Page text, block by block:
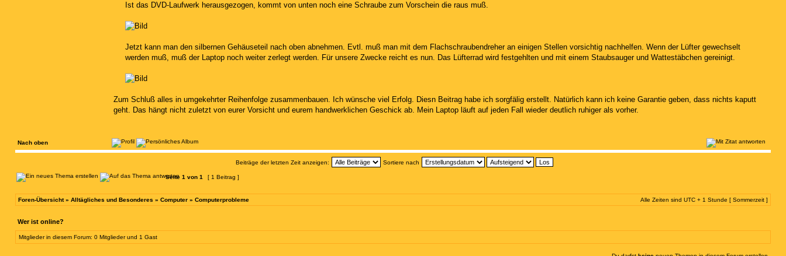
Ist das DVD-Laufwerk herausgezogen, kommt von unten noch eine Schraube zum Vorschein die raus muß.
Jetzt kann man den silbernen Gehäuseteil nach oben abnehmen. Evtl. muß man mit dem Flachschraubendreher an einigen Stellen vorsichtig nachhelfen. Wenn der Lüfter gewechselt
werden muß, muß der Laptop noch weiter zerlegt werden. Für unsere Zwecke reicht es nun. Das Lüfterrad wird festgehlten und mit einem Staubsauger und Wattestäbchen gereinigt.
Zum Schluß alles in umgekehrter Reihenfolge zusammenbauen. Ich wünsche viel Erfolg. Diesn Beitrag habe ich sorgfälig erstellt. Natürlich kann ich keine Garantie geben, dass nichts kaputt
geht. Das hängt nicht zuletzt von eurer Vorsicht und eurem handwerklichen Geschick ab. Mein Laptop läuft auf jeden Fall wieder deutlich ruhiger als vorher.
Nach oben
Beiträge der letzten Zeit anzeigen: Sortiere nach
Seite 1 von 1 [ 1 Beitrag ]
Foren-Übersicht» Alltägliches und Besonderes » Computer » Computerprobleme Alle Zeiten sind UTC + 1 Stunde [ Sommerzeit ]
Wer ist online?
Mitglieder in diesem Forum: 0 Mitglieder und 1 Gast